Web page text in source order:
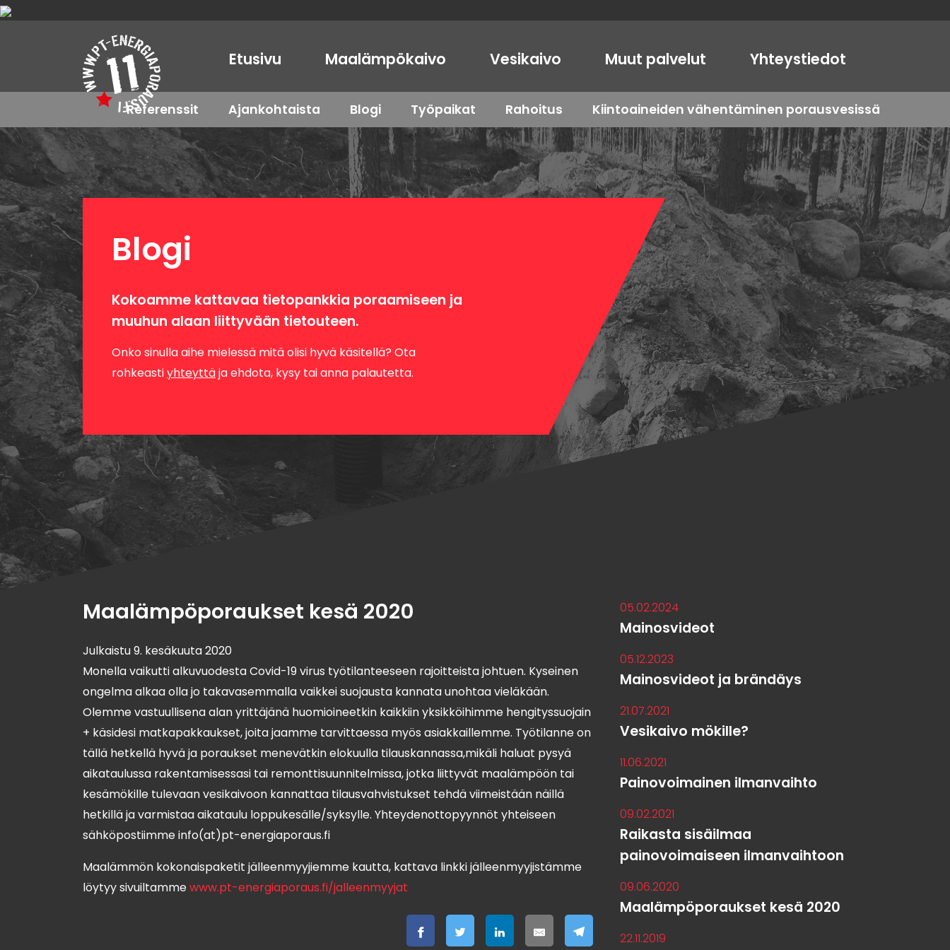
Etusivu Maalämpökaivo Vesikaivo Muut palvelut Yhteystiedot
Referenssit Ajankohtaista Blogi Työpaikat Rahoitus Kiintoaineiden vähentäminen porausvesissä
Blogi
Kokoamme kattavaa tietopankkia poraamiseen ja
muuhun alaan liittyvään tietouteen.
Onko sinulla aihe mielessä mitä olisi hyvä käsitellä? Ota
rohkeastiyhteyttäja ehdota, kysy tai anna palautetta.
Maalämpöporaukset kesä 2020
Julkaistu 9. kesäkuuta 2020
Monella vaikutti alkuvuodesta Covid-19 virus työtilanteeseen rajoitteista johtuen. Kyseinen
ongelma alkaa olla jo takavasemmalla vaikkei suojausta kannata unohtaa vieläkään.
Olemme vastuullisena alan yrittäjänä huomioineetkin kaikkiin yksikköihimme hengityssuojain
+ käsidesi matkapakkaukset, joita jaamme tarvittaessa myös asiakkaillemme. Työtilanne on
tällä hetkellä hyvä ja poraukset menevätkin elokuulla tilauskannassa,mikäli haluat pysyä
aikataulussa rakentamisessasi tai remonttisuunnitelmissa, jotka liittyvät maalämpöön tai
kesämökille tulevaan vesikaivoon kannattaa tilausvahvistukset tehdä viimeistään näillä
hetkillä ja varmistaa aikataulu loppukesälle/syksylle. Yhteydenottopyynnöt yhteiseen
sähköpostiimme info(at)pt-energiaporaus.fi
Maalämmön kokonaispaketit jälleenmyyjiemme kautta, kattava linkki jälleenmyyjistämme
löytyy sivuiltammewww.pt-energiaporaus.fi/jalleenmyyjat
05.02.2024
Mainosvideot
05.12.2023
Mainosvideot ja brändäys
21.07.2021
Vesikaivo mökille?
11.06.2021
Painovoimainen ilmanvaihto
09.02.2021
Raikasta sisäilmaa
painovoimaiseen ilmanvaihtoon
09.06.2020
Maalämpöporaukset kesä 2020
22.11.2019